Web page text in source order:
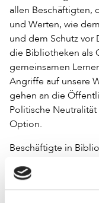
allen Beschäftigten,
und Werten, wie
und dem Schutz vor
die Bibliotheken als
gemeinsamen
Angriffe auf unsere
gehen an die
Politische
Option.
Beschäftigte in
Debattenräume zu